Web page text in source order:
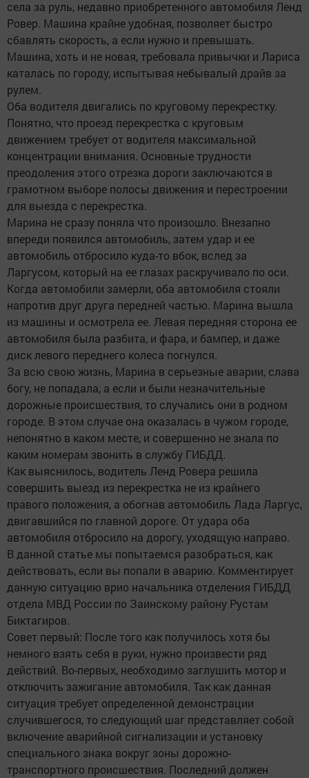
села за руль, недавно приобретенного автомобиля Ленд
Ровер. Машина крайне удобная, позволяет быстро
сбавлять скорость, а если нужно и превышать.
Машина, хоть и не новая, требовала привычки и Лариса
каталась по городу, испытывая небывалый драйв за
рулем.
Оба водителя двигались по круговому перекрестку.
Понятно, что проезд перекрестка с круговым
движением требует от водителя максимальной
концентрации внимания. Основные трудности
преодоления этого отрезка дороги заключаются в
грамотном выборе полосы движения и перестроении
для выезда с перекрестка.
Марина не сразу поняла что произошло. Внезапно
впереди появился автомобиль, затем удар и ее
автомобиль отбросило куда-то вбок, вслед за
Ларгусом, который на ее глазах раскручивало по оси.
Когда автомобили замерли, оба автомобиля стояли
напротив друг друга передней частью. Марина вышла
из машины и осмотрела ее. Левая передняя сторона ее
автомобиля была разбита, и фара, и бампер, и даже
диск левого переднего колеса погнулся.
За всю свою жизнь, Марина в серьезные аварии, слава
богу, не попадала, а если и были незначительные
дорожные происшествия, то случались они в родном
городе. В этом случае она оказалась в чужом городе,
непонятно в каком месте, и совершенно не знала по
каким номерам звонить в службу ГИБДД.
Как выяснилось, водитель Ленд Ровера решила
совершить выезд из перекрестка не из крайнего
правого положения, а обогнав автомобиль Лада Ларгус,
двигавшийся по главной дороге. От удара оба
автомобиля отбросило на дорогу, уходящую направо.
В данной статье мы попытаемся разобраться, как
действовать, если вы попали в аварию. Комментирует
данную ситуацию врио начальника отделения ГИБДД
отдела МВД России по Заинскому району Рустам
Биктагиров.
Совет первый: После того как получилось хотя бы
немного взять себя в руки, нужно произвести ряд
действий. Во-первых, необходимо заглушить мотор и
отключить зажигание автомобиля. Так как данная
ситуация требует определенной демонстрации
случившегося, то следующий шаг представляет собой
включение аварийной сигнализации и установку
специального знака вокруг зоны дорожно-
транспортного происшествия. Последний должен